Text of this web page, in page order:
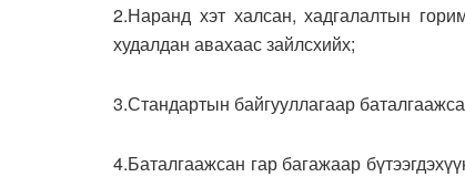
2.Наранд хэт халсан, хадгалалтын
худалдан авахаас зайлсхийх;
3.Стандартын байгууллагаар
4.Баталгаажсан гар багажаар